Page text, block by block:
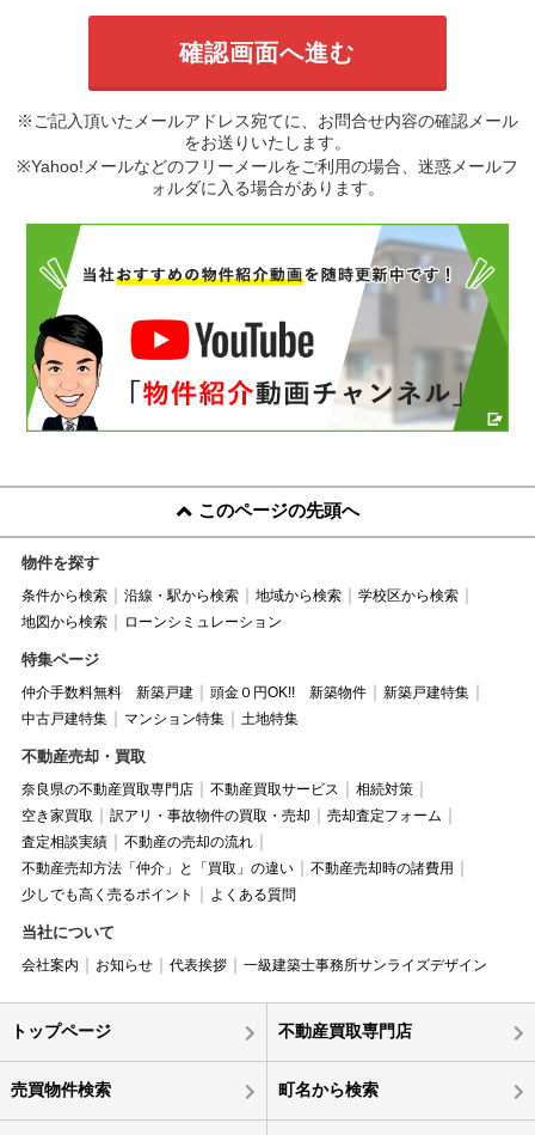
※ご記入頂いたメールアドレス宛てに、お問合せ内容の確認メール
をお送りいたします。
※Yahoo!メールなどのフリーメールをご利用の場合、迷惑メールフ
ォルダに入る場合があります。
このページの先頭へ
物件を探す
条件から検索 沿線・駅から検索 地域から検索
学校区から検索
地図から検索
ローンシミュレーション
特集ページ
仲介手数料無料 新築戸建 頭金０円OK!! 新築物件
新築戸建特集
中古戸建特集
マンション特集 土地特集
不動産売却・買取
奈良県の不動産買取専門店 不動産買取サービス
相続対策
空き家買取
訳アリ・事故物件の買取・売却
売却査定フォーム
査定相談実績
不動産の売却の流れ
不動産売却方法「仲介」と「買取」の違い
不動産売却時の諸費用
少しでも高く売るポイント
よくある質問
当社について
会社案内 お知らせ 代表挨拶 一級建築士事務所サンライズデザイン
トップページ 不動産買取専門店
売買物件検索 町名から検索